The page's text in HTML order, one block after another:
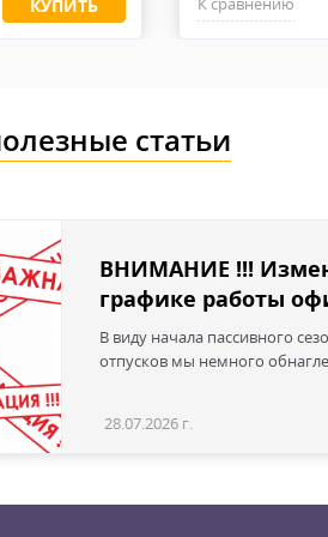
перчатки будут быстро
КУПИТЬ
статьи
ВНИМАНИЕ !!!
графике работы
В виду начала пассивного
отпусков мы немного
28.07.2026 г.